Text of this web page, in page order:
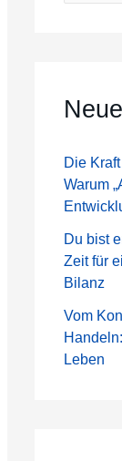
e
n
a
h
:
Die
Warum
Du bist
Zeit für
Bilanz
Vom
Leben